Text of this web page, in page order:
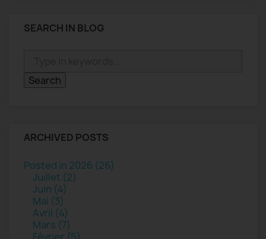
SEARCH IN BLOG
ARCHIVED POSTS
Posted in 2026 (26)
Juillet (2)
Juin (4)
Mai (3)
Avril (4)
Mars (7)